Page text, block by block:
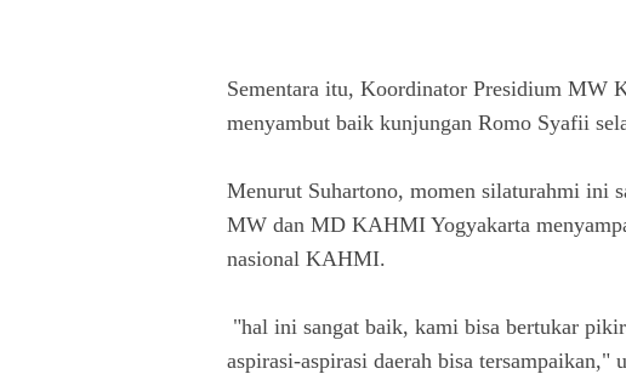
Sementara itu, Koordinator Presidium MW
menyambut baik kunjungan Romo Syafii
Menurut Suhartono, momen silaturahmi ini
MW dan MD KAHMI Yogyakarta
nasional KAHMI.
"hal ini sangat baik, kami bisa bertukar
aspirasi-aspirasi daerah bisa tersampaikan,"